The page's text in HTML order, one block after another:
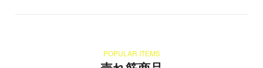
POPULAR ITEMS